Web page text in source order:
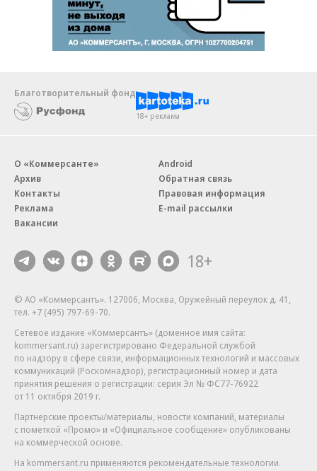
Благотворительный фонд
18+ реклама
О «Коммерсанте»
Архив
Контакты
Реклама
Вакансии
Android
Обратная связь
Правовая информация
E-mail рассылки
18+
© АО «Коммерсантъ». 127006, Москва, Оружейный переулок д. 41,
тел. +7 (495) 797-69-70.
Сетевое издание «Коммерсантъ» (доменное имя сайта:
kommersant.ru) зарегистрировано Федеральной службой
по надзору в сфере связи, информационных технологий и массовых
коммуникаций (Роскомнадзор), регистрационный номер и дата
принятия решения о регистрации: серия Эл № ФС77-76922
от 11 октября 2019 г.
Партнерские проекты/материалы, новости компаний, материалы
с пометкой «Промо» и «Официальное сообщение» опубликованы
на коммерческой основе.
На kommersant.ru применяются рекомендательные технологии.